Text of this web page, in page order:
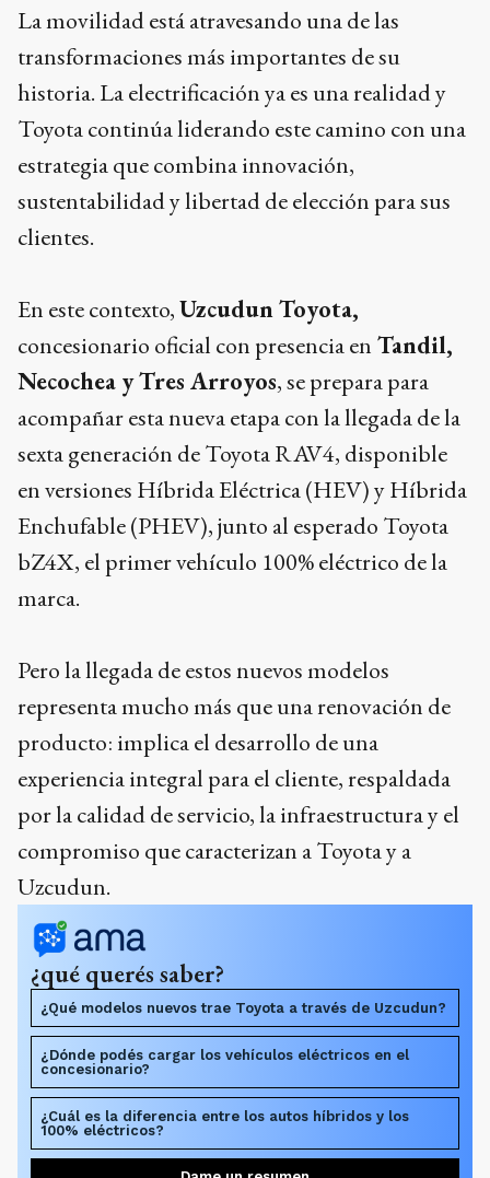
La movilidad está atravesando una de las
transformaciones más importantes de su
historia. La electrificación ya es una realidad y
Toyota continúa liderando este camino con una
estrategia que combina innovación,
sustentabilidad y libertad de elección para sus
clientes.
En este contexto,Uzcudun Toyota,
concesionario oficial con presencia en Tandil,
Necochea y Tres Arroyos, se prepara para
acompañar esta nueva etapa con la llegada de la
sexta generación de Toyota RAV4, disponible
en versiones Híbrida Eléctrica (HEV) y Híbrida
Enchufable (PHEV), junto al esperado Toyota
bZ4X, el primer vehículo 100% eléctrico de la
marca.
Pero la llegada de estos nuevos modelos
representa mucho más que una renovación de
producto: implica el desarrollo de una
experiencia integral para el cliente, respaldada
por la calidad de servicio, la infraestructura y el
compromiso que caracterizan a Toyota y a
Uzcudun.
¿qué querés saber?
¿Qué modelos nuevos trae Toyota a través de Uzcudun?
¿Dónde podés cargar los vehículos eléctricos en el
concesionario?
¿Cuál es la diferencia entre los autos híbridos y los
100% eléctricos?